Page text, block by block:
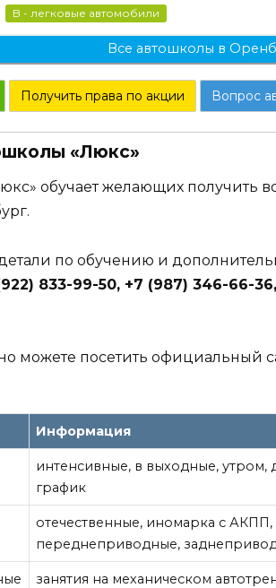
B - легковые автомобили
Все автошколы в
Получить права по акции Вопрос
«Люкс»
обучает желающих получить
по обучению и
833-99-50, +7 (987) 346-66-
можете посетить официальный
Информация
интенсивные, в выходные,
график
отечественные, иномарка с
переднеприводные,
занятия на механическом